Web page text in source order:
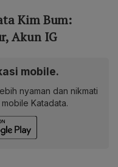
Kim Bum:
Akun IG
mobile.
nyaman dan nikmati
Katadata.